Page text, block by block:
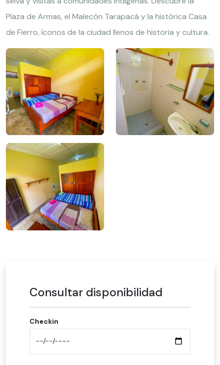
Plaza de Armas, el Malecón Tarapacá y la histórica Casa
de Fierro, íconos de la ciudad llenos de historia y cultura.
Consultar disponibilidad
Checkin